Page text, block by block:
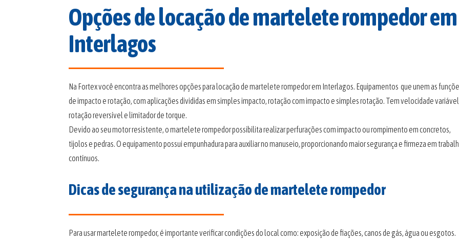
Opções de locação de martelete rompedor em
Interlagos
Na Fortex você encontra as melhores opções para locação de martelete rompedor em Interlagos. Equipamentos que unem as
de impacto e rotação, com aplicações divididas em simples impacto, rotação com impacto e simples rotação. Tem velocidade
rotação reversível e limitador de torque.
Devido ao seu motor resistente, o martelete rompedor possibilita realizar perfurações com impacto ou rompimento em concretos,
tijolos e pedras. O equipamento possui empunhadura para auxiliar no manuseio, proporcionando maior segurança e firmeza em
contínuos.
Dicas de segurança na utilização de martelete rompedor
Para usar martelete rompedor, é importante verificar condições do local como: exposição de fiações, canos de gás, água ou esgotos.